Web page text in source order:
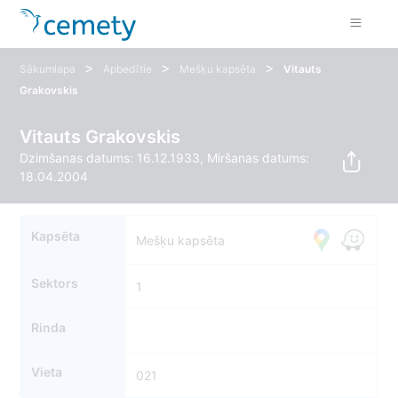
Sākumlapa > Apbedītie > Mešķu kapsēta >
Vitauts
Grakovskis
Vitauts Grakovskis
Dzimšanas datums: 16.12.1933, Miršanas datums:
18.04.2004
Kapsēta Mešķu kapsēta
Sektors 1
Rinda
Vieta 021